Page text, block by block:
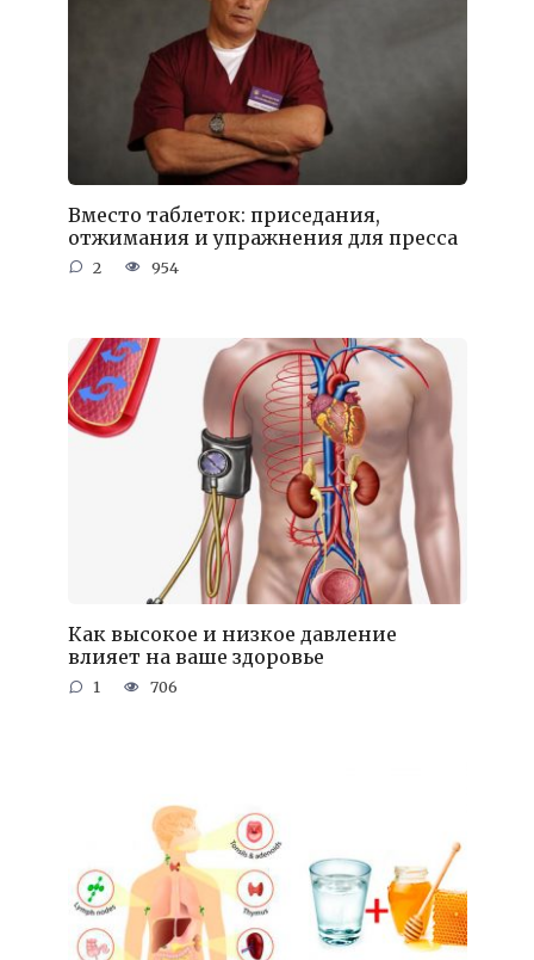
Вместо таблеток: приседания,
отжимания и упражнения для пресса
2 954
Как высокое и низкое давление
влияет на ваше здоровье
1 706